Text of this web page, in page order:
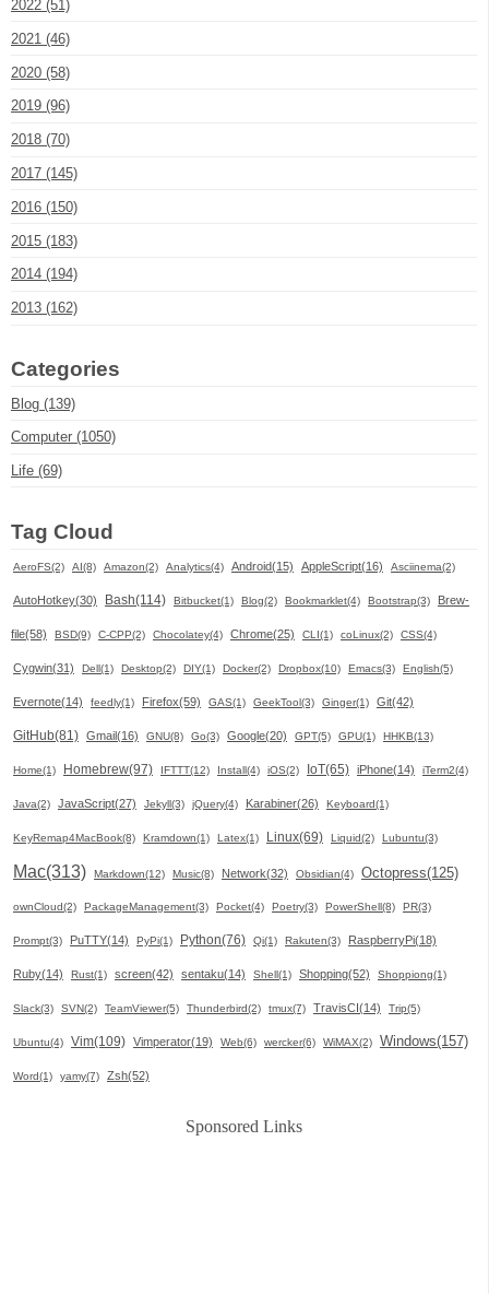
2022 (51)
2021 (46)
2020 (58)
2019 (96)
2018 (70)
2017 (145)
2016 (150)
2015 (183)
2014 (194)
2013 (162)
Categories
Blog (139)
Computer (1050)
Life (69)
Tag Cloud
AeroFS(2) AI(8) Amazon(2) Analytics(4) Android(15) AppleScript(16) Asciinema(2)
AutoHotkey(30) Bash(114) Bitbucket(1) Blog(2) Bookmarklet(4) Bootstrap(3) Brew-
file(58) BSD(9) C-CPP(2) Chocolatey(4) Chrome(25) CLI(1) coLinux(2) CSS(4)
Cygwin(31) Dell(1) Desktop(2) DIY(1) Docker(2) Dropbox(10) Emacs(3) English(5)
Evernote(14) feedly(1) Firefox(59) GAS(1) GeekTool(3) Ginger(1) Git(42)
GitHub(81) Gmail(16) GNU(8) Go(3) Google(20) GPT(5) GPU(1) HHKB(13)
Home(1) Homebrew(97) IFTTT(12) Install(4) iOS(2) IoT(65) iPhone(14) iTerm2(4)
Java(2) JavaScript(27) Jekyll(3) jQuery(4) Karabiner(26) Keyboard(1)
KeyRemap4MacBook(8) Kramdown(1) Latex(1) Linux(69) Liquid(2) Lubuntu(3)
Mac(313) Markdown(12) Music(8) Network(32) Obsidian(4) Octopress(125)
ownCloud(2) PackageManagement(3) Pocket(4) Poetry(3) PowerShell(8) PR(3)
Prompt(3) PuTTY(14) PyPi(1) Python(76) Qi(1) Rakuten(3) RaspberryPi(18)
Ruby(14) Rust(1) screen(42) sentaku(14) Shell(1) Shopping(52) Shoppiong(1)
Slack(3) SVN(2) TeamViewer(5) Thunderbird(2) tmux(7) TravisCI(14) Trip(5)
Ubuntu(4) Vim(109) Vimperator(19) Web(6) wercker(6) WiMAX(2) Windows(157)
Word(1) yamy(7) Zsh(52)
Sponsored Links